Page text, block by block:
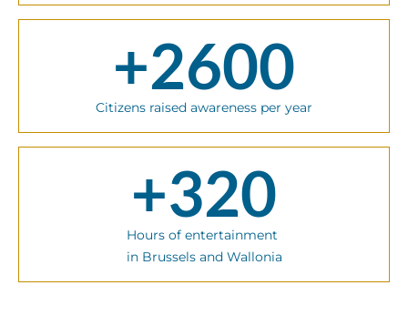
Citizens raised awareness per year
+2600
Hours of entertainment
in Brussels and Wallonia
+320